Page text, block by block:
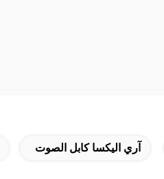
آري اليكسا كابل الصوت